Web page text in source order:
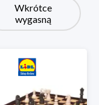
Wkrótce
wygasną